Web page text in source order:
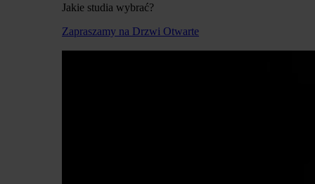
Jakie studia wybrać?
Zapraszamy na Drzwi Otwarte